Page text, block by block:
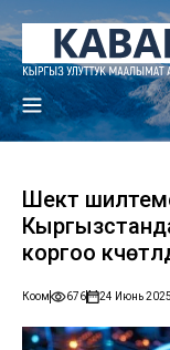
Шектүү
коргоо
Коом 676 24 Июнь 2025